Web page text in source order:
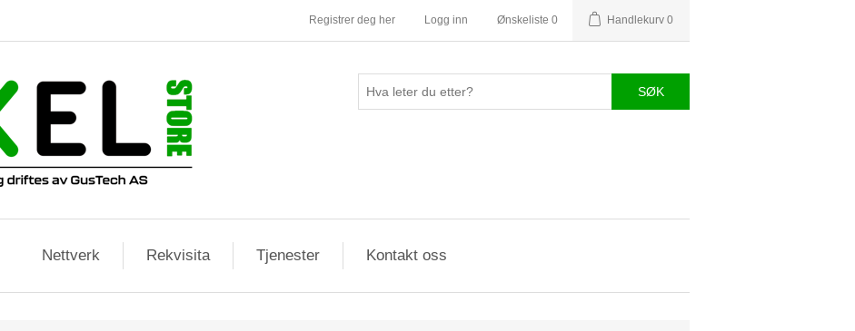
Registrer deg her Logg inn Ønskeliste 0 Handlekurv 0
SØK
Nettverk Rekvisita Tjenester Kontakt oss